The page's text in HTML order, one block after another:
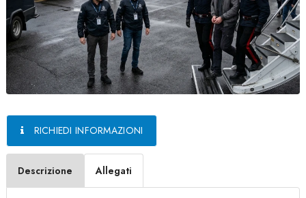
RICHIEDI INFORMAZIONI
Descrizione Allegati